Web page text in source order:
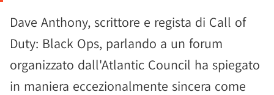
Dave Anthony, scrittore e regista di Call of
Duty: Black Ops, parlando a un forum
organizzato dall'Atlantic Council ha spiegato
in maniera eccezionalmente sincera come